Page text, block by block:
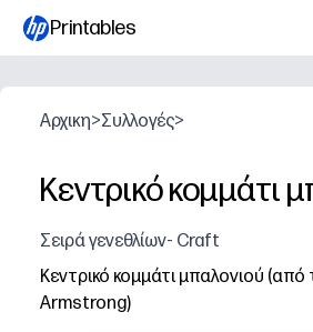
Printables
Αρχικη>Συλλογές>
Κεντρικό κομμάτι
Σειρά γενεθλίων- Craft
Κεντρικό κομμάτι μπαλονιού (από
Armstrong)